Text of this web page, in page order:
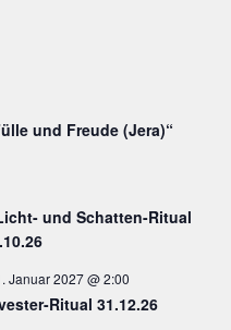
und Freude (Jera)“
und Schatten-Ritual
Januar 2027 @ 2:00
Ritual 31.12.26